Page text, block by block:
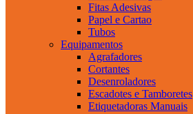
Fitas Adesivas
Papel e Cartao
Tubos
Equipamentos
Agrafadores
Cortantes
Desenroladores
Escadotes e Tamboretes
Etiquetadoras Manuais